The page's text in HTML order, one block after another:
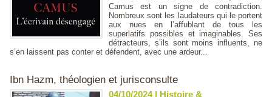
Camus est un signe de contradiction.
Nombreux sont les laudateurs qui le portent
aux nues en l’affublant de tous les
superlatifs possibles et imaginables. Ses
détracteurs, s’ils sont moins influents, ne
s’en laissent pas conter et défendent, avec une ardeur...
Ibn Hazm, théologien et jurisconsulte
04/10/2024| Histoire &